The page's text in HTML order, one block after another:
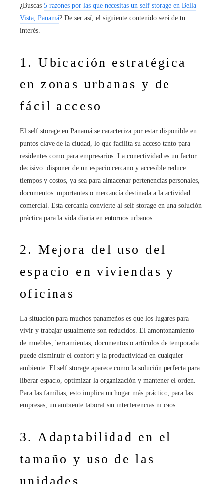
¿Buscas 5 razones por las que necesitas un self storage en Bella
Vista, Panamá? De ser así, el siguiente contenido será de tu
interés.
1. Ubicación estratégica
en zonas urbanas y de
fácil acceso
El self storage en Panamá se caracteriza por estar disponible en
puntos clave de la ciudad, lo que facilita su acceso tanto para
residentes como para empresarios. La conectividad es un factor
decisivo: disponer de un espacio cercano y accesible reduce
tiempos y costos, ya sea para almacenar pertenencias personales,
documentos importantes o mercancía destinada a la actividad
comercial. Esta cercanía convierte al self storage en una solución
práctica para la vida diaria en entornos urbanos.
2. Mejora del uso del
espacio en viviendas y
oficinas
La situación para muchos panameños es que los lugares para
vivir y trabajar usualmente son reducidos. El amontonamiento
de muebles, herramientas, documentos o artículos de temporada
puede disminuir el confort y la productividad en cualquier
ambiente. El self storage aparece como la solución perfecta para
liberar espacio, optimizar la organización y mantener el orden.
Para las familias, esto implica un hogar más práctico; para las
empresas, un ambiente laboral sin interferencias ni caos.
3. Adaptabilidad en el
tamaño y uso de las
unidades